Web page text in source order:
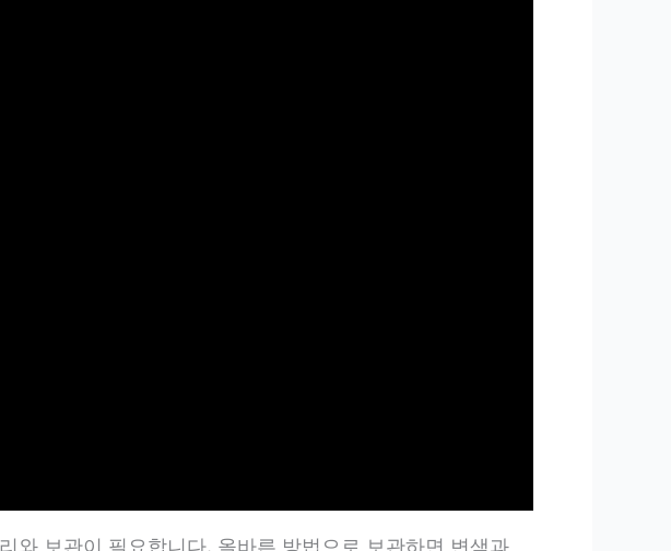
와 보관이 필요합니다. 올바른 방법으로 보관하면 변색과